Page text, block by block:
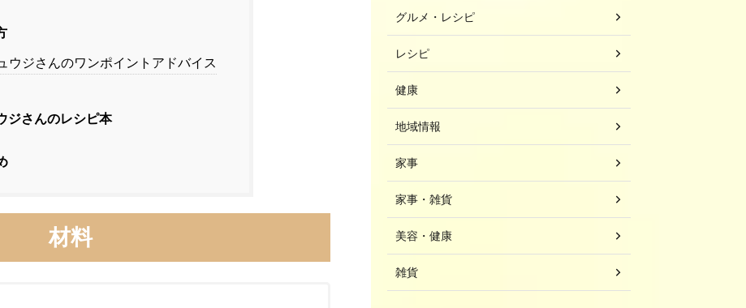
ウジさんのワンポイントアドバイス
ジさんのレシピ本
材料
グルメ・レシピ
レシピ
健康
地域情報
家事
家事・雑貨
美容・健康
雑貨